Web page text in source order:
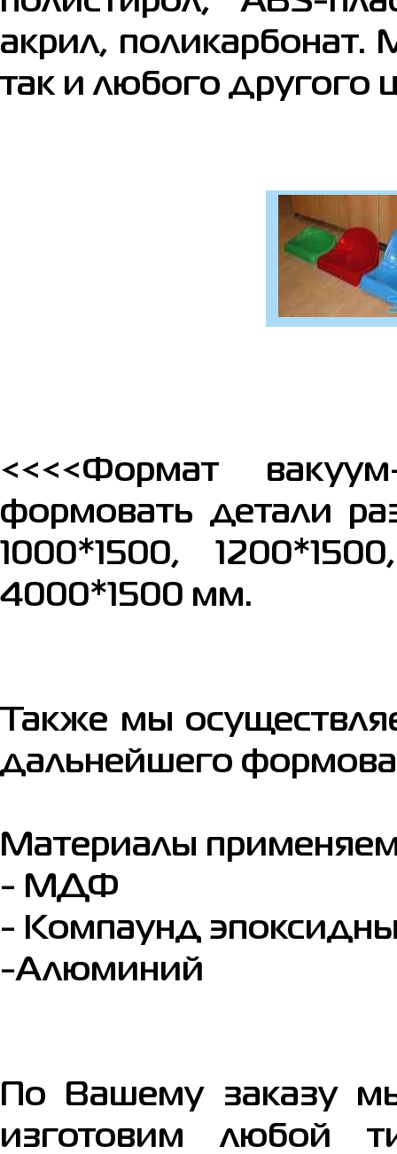
акрил,
так и любого другого
<<<<Формат
формовать детали
1000*1500,
4000*1500 мм.
Также мы
дальнейшего
Материалы
- МДФ
- Компаунд
-Алюминий
По Вашему заказу
изготовим любой